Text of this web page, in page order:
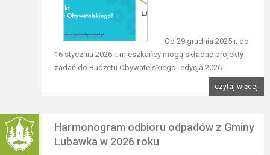
Od 29 grudnia 2025 r. do
16 stycznia 2026 r. mieszkańcy mogą składać projekty
zadań do Budżetu Obywatelskiego- edycja 2026.
czytaj więcej
Harmonogram odbioru odpadów z Gminy
Lubawka w 2026 roku